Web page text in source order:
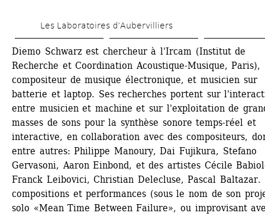
au
contenu
principal
Les Laboratoires d’Aubervilliers
Diemo Schwarz est chercheur à l'Ircam (Institut de
Recherche et Coordination Acoustique-Musique, Paris),
compositeur de musique électronique, et musicien sur
batterie et laptop. Ses recherches portent sur
entre musicien et machine et sur l'exploitation de
masses de sons pour la synthèse sonore temps-réel et
interactive, en collaboration avec des compositeurs,
entre autres: Philippe Manoury, Dai Fujikura, Stefano
Gervasoni, Aaron Einbond, et des artistes Cécile
Franck Leibovici, Christian Delecluse, Pascal Baltazar.
compositions et performances (sous le nom de son
solo «Mean Time Between Failure», ou improvisant